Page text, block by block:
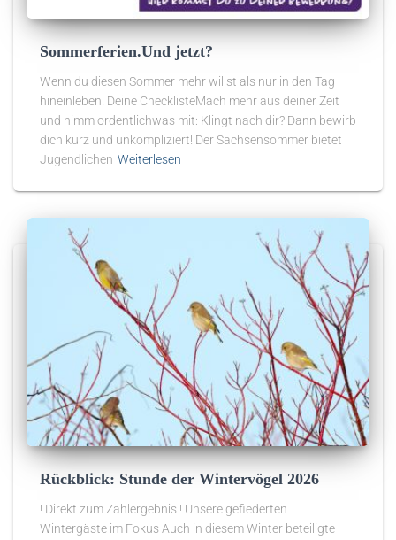
Sommerferien.Und jetzt?
Wenn du diesen Sommer mehr willst als nur in den Tag
hineinleben. Deine ChecklisteMach mehr aus deiner Zeit
und nimm ordentlichwas mit: Klingt nach dir? Dann bewirb
dich kurz und unkompliziert! Der Sachsensommer bietet
Jugendlichen Weiterlesen
Rückblick: Stunde der Wintervögel 2026
! Direkt zum Zählergebnis ! Unsere gefiederten
Wintergäste im Fokus Auch in diesem Winter beteiligte